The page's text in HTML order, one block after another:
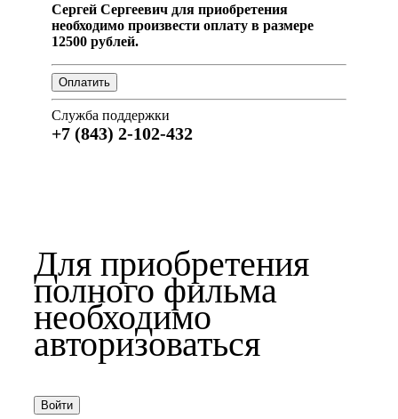
Сергей Сергеевич для приобретения
необходимо произвести оплату в размере
12500 рублей.
Служба поддержки
+7 (843) 2-102-432
Для приобретения
полного фильма
необходимо
авторизоваться
Войти